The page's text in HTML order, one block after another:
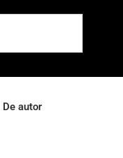
De autor